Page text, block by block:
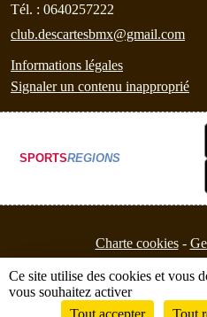
Tél. : 0640257222
club.descartesbmx@gmail.com
Informations légales
Signaler un contenu inapproprié
SPORTSREGIONS
Charte cookies
Ce site utilise des cookies et vous
vous souhaitez activer
Tout accepter
Tout